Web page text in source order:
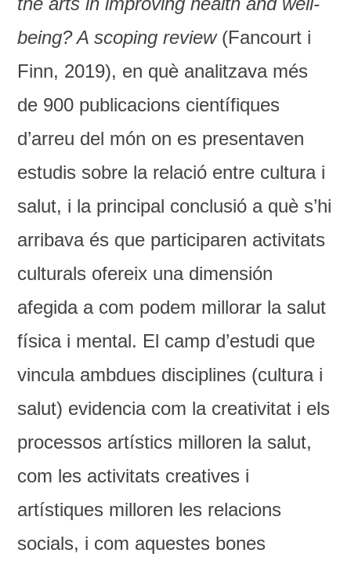
being? A scoping review(Fancourt i
Finn, 2019), en què analitzava més
de 900 publicacions científiques
d’arreu del món on es presentaven
estudis sobre la relació entre cultura i
salut, i la principal conclusió a què s’hi
arribava és que participaren activitats
culturals ofereix una dimensión
afegida a com podem millorar la salut
física i mental. El camp d’estudi que
vincula ambdues disciplines (cultura i
salut) evidencia com la creativitat i els
processos artístics milloren la salut,
com les activitats creatives i
artístiques milloren les relacions
socials, i com aquestes bones